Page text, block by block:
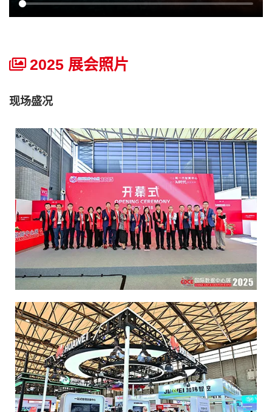
2025 展会照片
现场盛况